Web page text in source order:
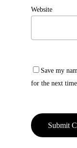
Website
Save my
for the next